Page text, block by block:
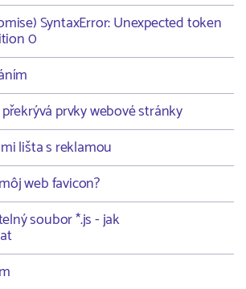
SyntaxError: Unexpected token
0
prvky webové stránky
lišta s reklamou
web favicon?
soubor *.js - jak